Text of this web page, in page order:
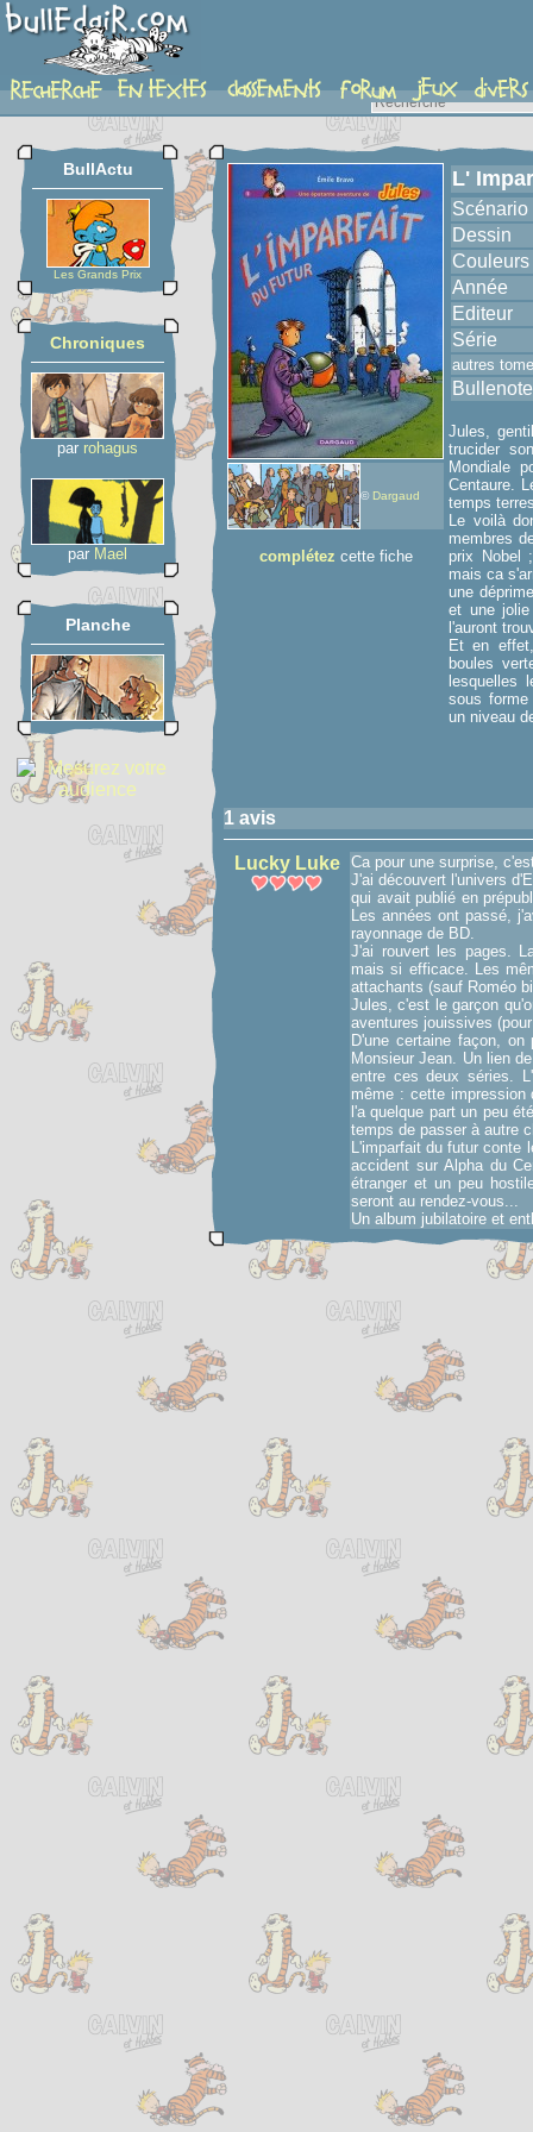
album
BullActu
Les Grands Prix
Chroniques
par rohagus
par Mael
Planche
© Dargaud
complétez cette fiche
L'
Scénario
Dessin
Couleurs
Année
Editeur
Série
autres
Bullenote
Jules,
trucider
Mondiale
Centaure.
temps
Le voilà
membres
prix Nobel
mais ca
une
et une jolie
l'auront
Et en
boules
lesquelles
sous
un niveau
1 avis
Lucky Luke
Ca pour une surprise,
J'ai découvert l'univers
qui avait publié en
Les années ont passé,
rayonnage de BD.
J'ai rouvert les pages.
mais si efficace. Les
attachants (sauf Roméo
Jules, c'est le garçon
aventures jouissives
D'une certaine façon,
Monsieur Jean. Un lien
entre ces deux séries.
même : cette impression
l'a quelque part un peu
temps de passer à autre
L'imparfait du futur conte
accident sur Alpha du
étranger et un peu
seront au rendez-vous...
Un album jubilatoire et